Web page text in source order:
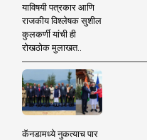
याविषयी पत्रकार आणि
राजकीय विश्लेषक सुशील
कुलकर्णी यांची ही
रोखठोक मुलाखत..
कॅनडामध्ये नुकत्याच पार